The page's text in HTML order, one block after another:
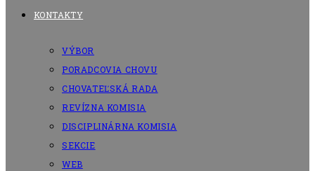
KONTAKTY
VÝBOR
PORADCOVIA CHOVU
CHOVATEĽSKÁ RADA
REVÍZNA KOMISIA
DISCIPLINÁRNA KOMISIA
SEKCIE
WEB